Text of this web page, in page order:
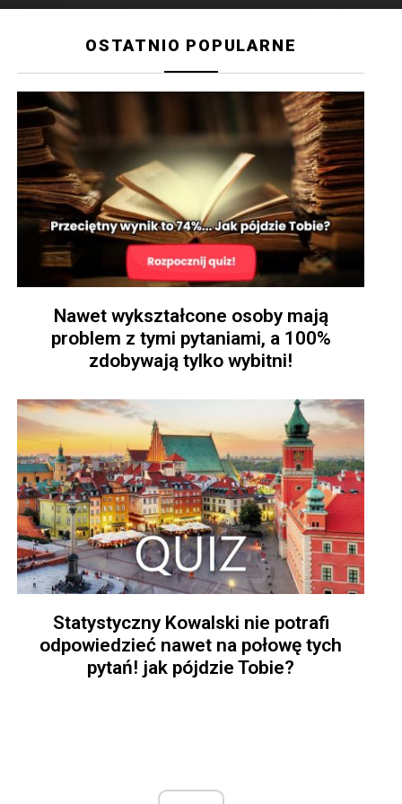
OSTATNIO POPULARNE
Nawet wykształcone osoby mają
problem z tymi pytaniami, a 100%
zdobywają tylko wybitni!
Statystyczny Kowalski nie potrafi
odpowiedzieć nawet na połowę tych
pytań! jak pójdzie Tobie?